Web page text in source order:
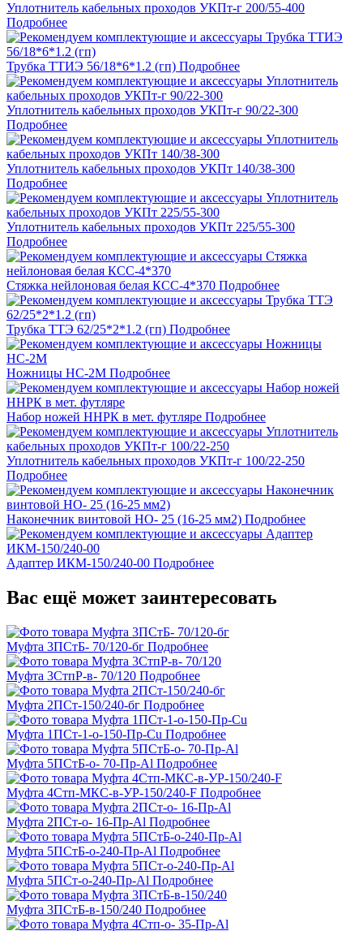
Уплотнитель кабельных проходов УКПт-г 200/55-400
Подробнее
Трубка ТТИЭ 56/18*6*1.2 (гп) Подробнее
Уплотнитель кабельных проходов УКПт-г 90/22-300
Подробнее
Уплотнитель кабельных проходов УКПт 140/38-300
Подробнее
Уплотнитель кабельных проходов УКПт 225/55-300
Подробнее
Стяжка нейлоновая белая КСС-4*370 Подробнее
Трубка ТТЭ 62/25*2*1.2 (гп) Подробнее
Ножницы НС-2M Подробнее
Набор ножей ННРК в мет. футляре Подробнее
Уплотнитель кабельных проходов УКПт-г 100/22-250
Подробнее
Наконечник винтовой НО- 25 (16-25 мм2) Подробнее
Адаптер ИКМ-150/240-00 Подробнее
Вас ещё может заинтересовать
Муфта 3ПСтБ- 70/120-бг Подробнее
Муфта 3СтпР-в- 70/120 Подробнее
Муфта 2ПСт-150/240-бг Подробнее
Муфта 1ПСт-1-о-150-Пр-Cu Подробнее
Муфта 5ПСтБ-о- 70-Пр-Al Подробнее
Муфта 4Стп-МКС-в-УР-150/240-F Подробнее
Муфта 2ПСт-о- 16-Пр-Al Подробнее
Муфта 5ПСтБ-о-240-Пр-Al Подробнее
Муфта 5ПСт-о-240-Пр-Al Подробнее
Муфта 3ПСтБ-в-150/240 Подробнее